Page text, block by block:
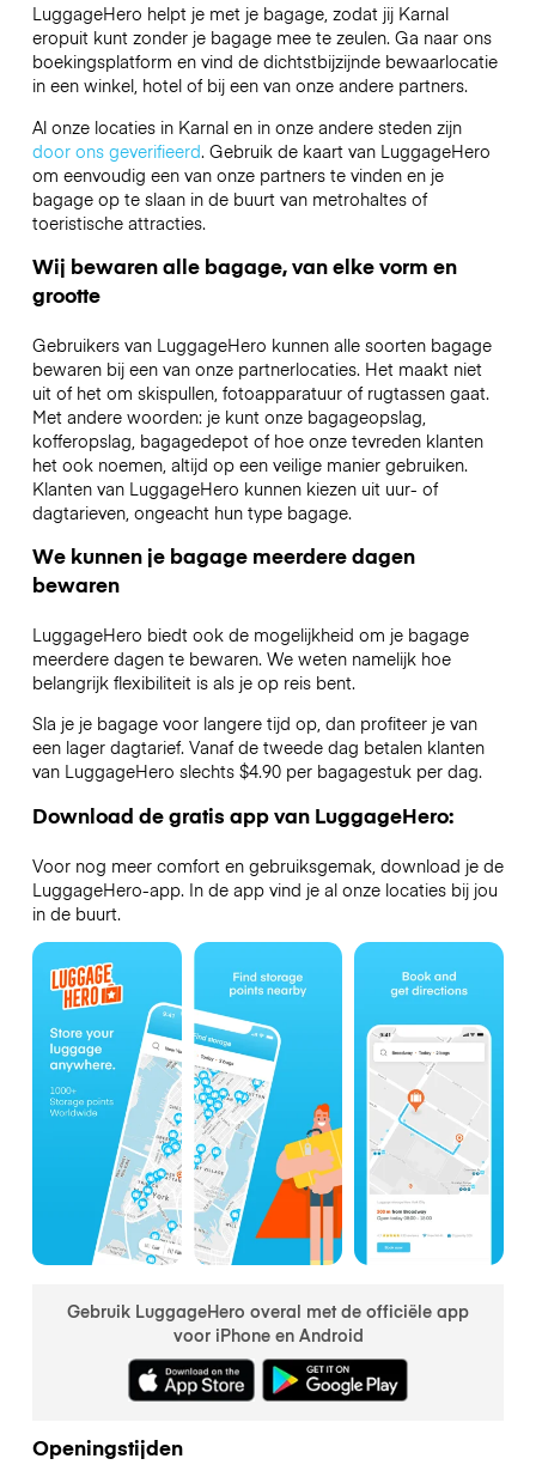
LuggageHero helpt je met je bagage, zodat jij Karnal
eropuit kunt zonder je bagage mee te zeulen. Ga naar ons
boekingsplatform en vind de dichtstbijzijnde bewaarlocatie
in een winkel, hotel of bij een van onze andere partners.
Al onze locaties in Karnal en in onze andere steden zijn
door ons geverifieerd. Gebruik de kaart van LuggageHero
om eenvoudig een van onze partners te vinden en je
bagage op te slaan in de buurt van metrohaltes of
toeristische attracties.
Wij bewaren alle bagage, van elke vorm en
grootte
Gebruikers van LuggageHero kunnen alle soorten bagage
bewaren bij een van onze partnerlocaties. Het maakt niet
uit of het om skispullen, fotoapparatuur of rugtassen gaat.
Met andere woorden: je kunt onze bagageopslag,
kofferopslag, bagagedepot of hoe onze tevreden klanten
het ook noemen, altijd op een veilige manier gebruiken.
Klanten van LuggageHero kunnen kiezen uit uur- of
dagtarieven, ongeacht hun type bagage.
We kunnen je bagage meerdere dagen
bewaren
LuggageHero biedt ook de mogelijkheid om je bagage
meerdere dagen te bewaren. We weten namelijk hoe
belangrijk flexibiliteit is als je op reis bent.
Sla je je bagage voor langere tijd op, dan profiteer je van
een lager dagtarief. Vanaf de tweede dag betalen klanten
van LuggageHero slechts $4.90 per bagagestuk per dag.
Download de gratis app van LuggageHero:
Voor nog meer comfort en gebruiksgemak, download je de
LuggageHero-app. In de app vind je al onze locaties bij jou
in de buurt.
Gebruik LuggageHero overal met de officiële app
voor iPhone en Android
Openingstijden